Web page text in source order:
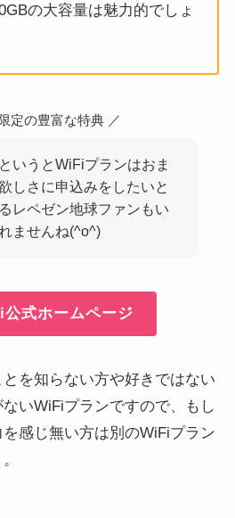
の大容量は魅力的でしょ
定の豊富な特典 ／
いうとWiFiプランはおま
しさに申込みをしたいと
レペゼン地球ファンもい
ませんね(^o^)
式ホームページ
を知らない方や好きではない
いWiFiプランですので、もし
感じ無い方は別のWiFiプラン